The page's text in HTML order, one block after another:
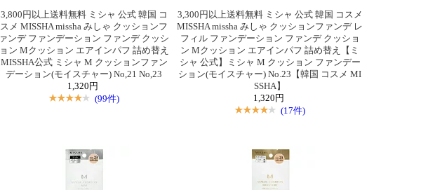
3,800円以上送料無料 ミシャ 公式 韓国 コ
スメ MISSHA missha みしゃ クッションフ
ァンデ ファンデーション ファンデ クッシ
ョン Mクッション エアインパフ 詰め替え
MISSHA公式 ミシャ M クッションファン
デーション(モイスチャー) No,21 No,23
1,320円
(99件)
3,300円以上送料無料 ミシャ 公式 韓国 コスメ
MISSHA missha みしゃ クッションファンデ レ
フィル ファンデーション ファンデ クッショ
ン Mクッション エアインパフ 詰め替え【ミ
シャ 公式】ミシャ M クッション ファンデー
ション(モイスチャー) No.23【韓国 コスメ MI
SSHA】
1,320円
(17件)